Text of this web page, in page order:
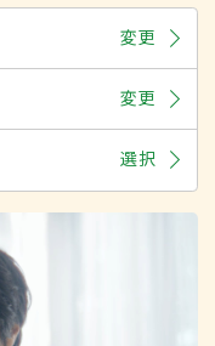
変更
変更
選択